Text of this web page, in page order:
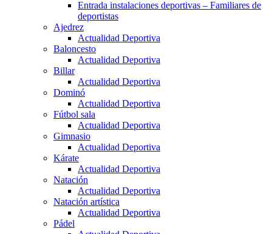
Entrada instalaciones deportivas – Familiares de
deportistas
Ajedrez
Actualidad Deportiva
Baloncesto
Actualidad Deportiva
Billar
Actualidad Deportiva
Dominó
Actualidad Deportiva
Fútbol sala
Actualidad Deportiva
Gimnasio
Actualidad Deportiva
Kárate
Actualidad Deportiva
Natación
Actualidad Deportiva
Natación artística
Actualidad Deportiva
Pádel